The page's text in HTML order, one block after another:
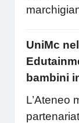
UniMc
bambini
L’Ateneo